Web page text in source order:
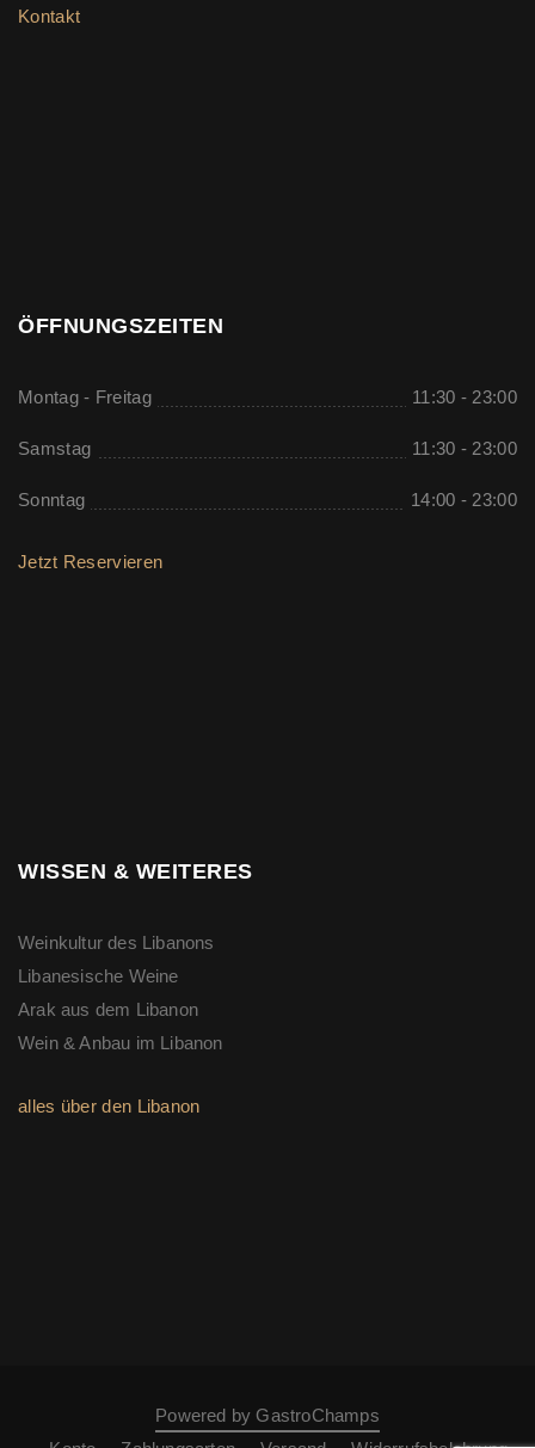
Kontakt
ÖFFNUNGSZEITEN
Montag - Freitag 11:30 - 23:00
Samstag 11:30 - 23:00
Sonntag 14:00 - 23:00
Jetzt Reservieren
WISSEN & WEITERES
Weinkultur des Libanons
Libanesische Weine
Arak aus dem Libanon
Wein & Anbau im Libanon
alles über den Libanon
Powered by GastroChamps